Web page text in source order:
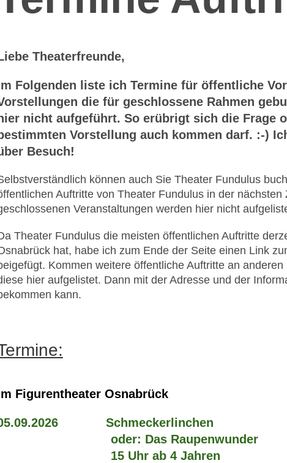
Theaterfreunde,
Folgenden liste ich Termine für öffentliche
die für geschlossene Rahmen
nicht aufgeführt. So erübrigt sich die Frage
Vorstellung auch kommen darf. :-)
Besuch!
können auch Sie Theater Fundulus
Auftritte von Theater Fundulus in der nächsten
Veranstaltungen werden hier nicht
Theater Fundulus die meisten öffentlichen Auftritte
hat, habe ich zum Ende der Seite einen Link
Kommen weitere öffentliche Auftritte an
hier aufgelistet. Dann mit der Adresse und der
kann.
Figurentheater Osnabrück
Schmeckerlinchen
Das Raupenwunder
Uhr ab 4 Jahren